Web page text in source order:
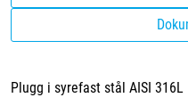
Plugg i syrefast stål AISI 316L